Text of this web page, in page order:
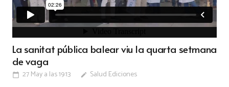
La sanitat pública balear viu la quarta setmana
de vaga
calendar_today 27 May a las 19:13 edit Salud Ediciones